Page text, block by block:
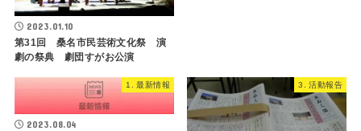
2023.01.10
第31回 桑名市民芸術文化祭 演
劇の祭典 劇団すがお公演
1. 最新情報
2023.08.04
3. 活動報告